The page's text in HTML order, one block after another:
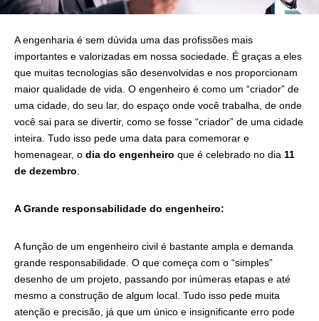
A engenharia é sem dúvida uma das profissões mais
importantes e valorizadas em nossa sociedade. É graças a eles
que muitas tecnologias são desenvolvidas e nos proporcionam
maior qualidade de vida. O engenheiro é como um “criador” de
uma cidade, do seu lar, do espaço onde você trabalha, de onde
você sai para se divertir, como se fosse “criador” de uma cidade
inteira. Tudo isso pede uma data para comemorar e
homenagear, o dia do engenheiro que é celebrado no dia 11
de dezembro
A Grande responsabilidade do engenheiro:
A função de um engenheiro civil é bastante ampla e demanda
grande responsabilidade. O que começa com o “simples”
desenho de um projeto, passando por inúmeras etapas e até
mesmo a construção de algum local. Tudo isso pede muita
atenção e precisão, já que um único e insignificante erro pode